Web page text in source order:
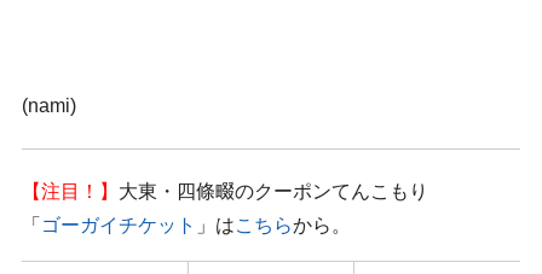
(nami)
【注目！】 大東・四條畷のクーポンてんこもり
「 ゴーガイチケット 」はこちらから。